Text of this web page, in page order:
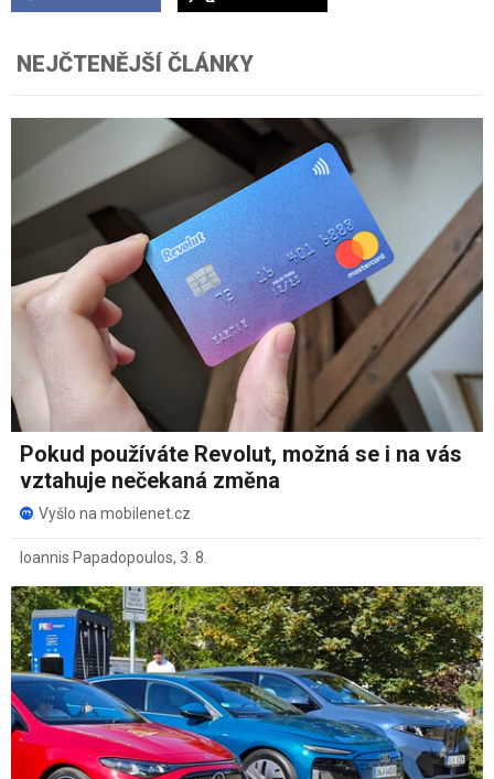
NEJČTENĚJŠÍ ČLÁNKY
Pokud používáte Revolut, možná se i na vás
vztahuje nečekaná změna
Vyšlo na mobilenet.cz
Ioannis Papadopoulos, 3. 8.